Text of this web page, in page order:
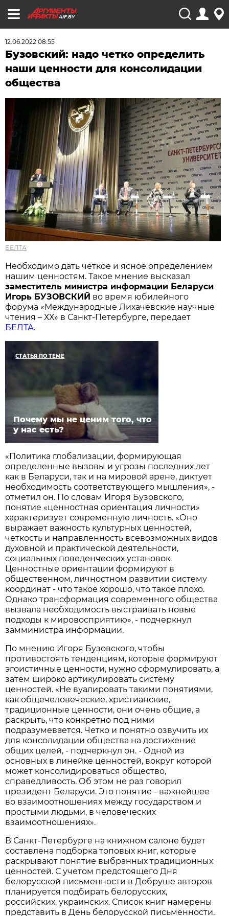
AIF.BY
12.06.2022 08:55
Бузовский: надо четко определить
наши ценности для консолидации
общества
БЕЛТА
Необходимо дать четкое и ясное определением
нашим ценностям. Такое мнение высказал
заместитель министра информации Беларуси
Игорь БУЗОВСКИЙ во время юбилейного
форума «Международные Лихачевские научные
чтения – ХХ» в Санкт-Петербурге, передает
БЕЛТА.
СТАТЬЯ ПО ТЕМЕ
Почему мы не ценим того, что
у нас есть?
«Политика глобализации, формирующая
определенные вызовы и угрозы последних лет
как в Беларуси, так и на мировой арене, диктует
необходимость соответствующего мышления», -
отметил он. По словам Игоря Бузовского,
понятие «ценностная ориентация личности»
характеризует современную личность. «Оно
выражает важность культурных ценностей,
четкость и направленность всевозможных видов
духовной и практической деятельности,
социальных поведенческих установок.
Ценностные ориентации формируют в
общественном, личностном развитии систему
координат - что такое хорошо, что такое плохо.
Однако трансформация современного общества
вызвала необходимость выстраивать новые
подходы к мировосприятию», - подчеркнул
замминистра информации.
По мнению Игоря Бузовского, чтобы
противостоять тенденциям, которые формируют
эгоистичные ценности, нужно сформулировать, а
затем широко артикулировать систему
ценностей. «Не вуалировать такими понятиями,
как общечеловеческие, христианские,
традиционные ценности, они очень общие, а
раскрыть, что конкретно под ними
подразумевается. Четко и понятно озвучить их
для консолидации общества на достижение
общих целей, - подчеркнул он. - Одной из
основных в линейке ценностей, вокруг которой
может консолидироваться общество,
справедливость. Об этом не раз говорил
президент Беларуси. Это понятие - важнейшее
во взаимоотношениях между государством и
простыми людьми, в человеческих
взаимоотношениях».
В Санкт-Петербурге на книжном салоне будет
составлена подборка топовых книг, которые
раскрывают понятие выбранных традиционных
ценностей. С учетом предстоящего Дня
белорусской письменности в Добруше авторов
планируется подбирать белорусских,
российских, украинских. Список книг намерены
представить в День белорусской письменности.